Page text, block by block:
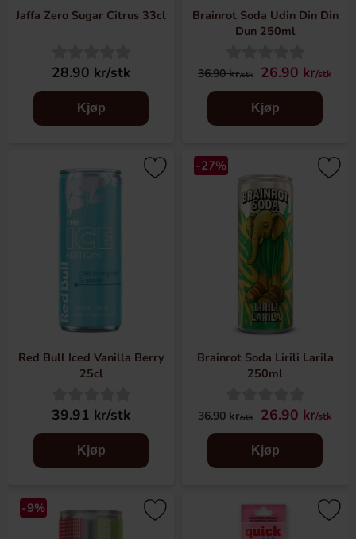
Jaffa Zero Sugar Citrus 33cl
28.90 kr/stk
Kjøp
Brainrot Soda Udin Din Din
Dun 250ml
36.90 kr/stk 26.90 kr/stk
Kjøp
Red Bull Iced Vanilla Berry
25cl
39.91 kr/stk
Kjøp
-27%
Brainrot Soda Lirili Larila
250ml
36.90 kr/stk 26.90 kr/stk
Kjøp
-9%